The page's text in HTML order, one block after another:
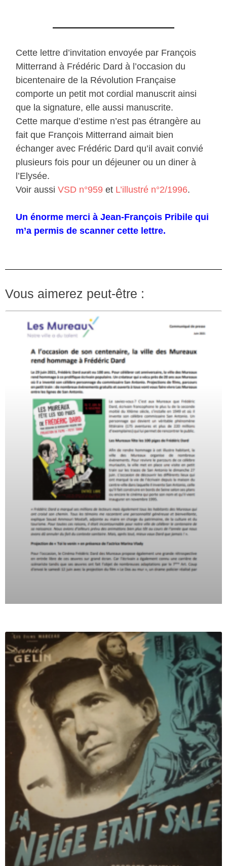
Cette lettre d’invitation envoyée par François
Mitterrand à Frédéric Dard à l’occasion du
bicentenaire de la Révolution Française
comporte un petit mot cordial manuscrit ainsi
que la signature, elle aussi manuscrite.
Cette marque d’estime n’est pas étrangère au
fait que François Mitterrand aimait bien
échanger avec Frédéric Dard qu’il avait convié
plusieurs fois pour un déjeuner ou un diner à
l’Elysée.
Voir aussiVSD n°959 et L’illustré n°2/1996.
Un énorme merci à Jean-François Pribile qui
m’a permis de scanner cette lettre.
Vous aimerez peut-être :